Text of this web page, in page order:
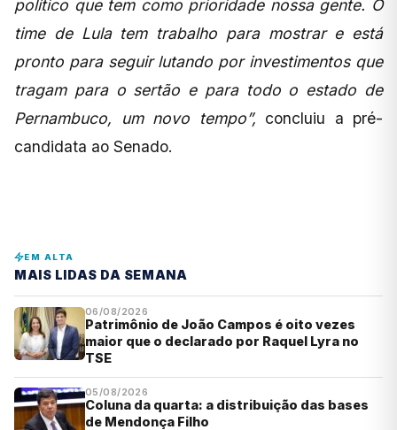
político que tem como prioridade nossa gente. O
time de Lula tem trabalho para mostrar e está
pronto para seguir lutando por investimentos que
tragam para o sertão e para todo o estado de
Pernambuco, um novo tempo”, concluiu a pré-
candidata ao Senado.
EM ALTA
MAIS LIDAS DA SEMANA
06/08/2026
Patrimônio de João Campos é oito vezes
maior que o declarado por Raquel Lyra no
TSE
05/08/2026
Coluna da quarta: a distribuição das bases
de Mendonça Filho